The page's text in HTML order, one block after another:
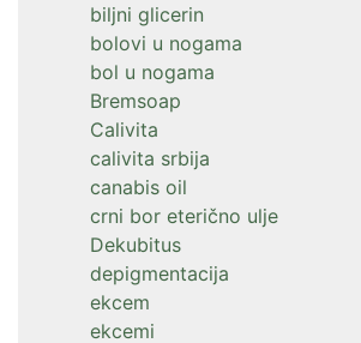
biljni glicerin
bolovi u nogama
bol u nogama
Bremsoap
Calivita
calivita srbija
canabis oil
crni bor eterično ulje
Dekubitus
depigmentacija
ekcem
ekcemi